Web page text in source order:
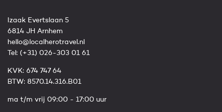
Izaak Evertslaan 5
6814 JH Arnhem
hello@localherotravel.nl
Tel: (+31) 026-303 01 61
KVK: 674 747 64
BTW: 8570.14.316.B01
ma t/m vrij 09:00 - 17:00 uur